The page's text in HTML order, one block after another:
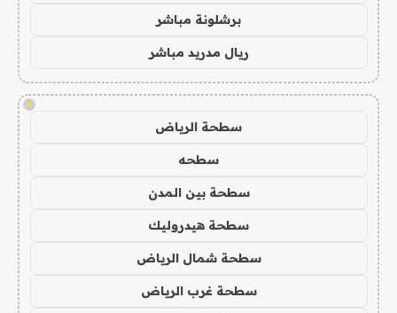
برشلونة مباشر
ريال مدريد مباشر
!
سطحة الرياض
سطحه
سطحة بين المدن
سطحة هيدروليك
سطحة شمال الرياض
سطحة غرب الرياض